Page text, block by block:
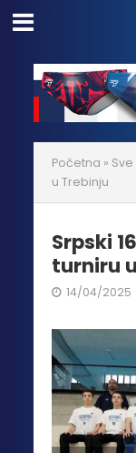
Početna »
u Trebinju
Srpski
turniru
14/04/2025